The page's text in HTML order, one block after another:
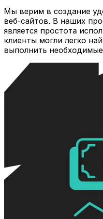
Мы верим в создание
веб-сайтов. В наших
является простота
клиенты могли легко
выполнить